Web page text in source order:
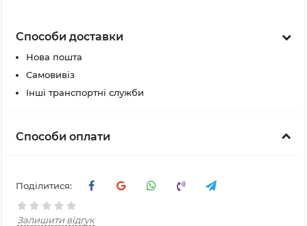
Способи доставки
Нова пошта
Самовивіз
Інші транспортні служби
Способи оплати
Поділитися:
Залишити відгук